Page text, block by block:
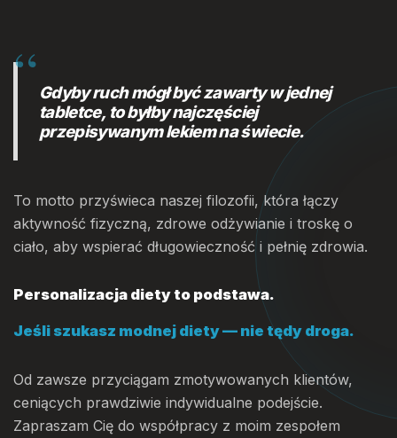
Gdyby ruch mógł być zawarty w jednej
tabletce, to byłby najczęściej
przepisywanym lekiem na świecie.
To motto przyświeca naszej filozofii, która łączy
aktywność fizyczną, zdrowe odżywianie i troskę o
ciało, aby wspierać długowieczność i pełnię zdrowia.
Personalizacja diety to podstawa.
Jeśli szukasz modnej diety — nie tędy droga.
Od zawsze przyciągam zmotywowanych klientów,
ceniących prawdziwie indywidualne podejście.
Zapraszam Cię do współpracy z moim zespołem